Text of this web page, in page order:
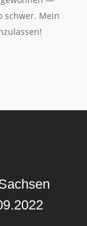
schwer. Mein